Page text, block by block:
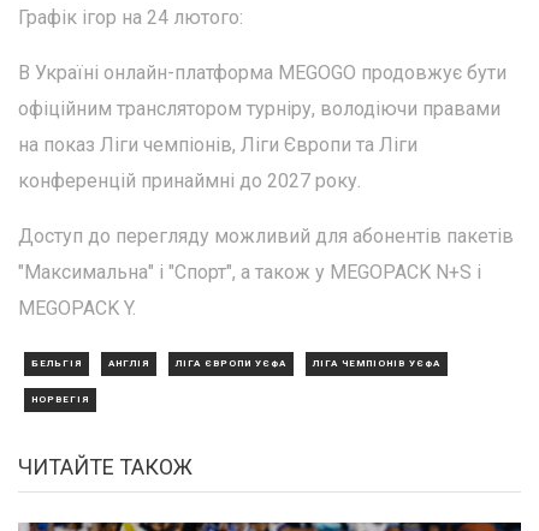
Графік ігор на 24 лютого:
В Україні онлайн-платформа MEGOGO продовжує бути
офіційним транслятором турніру, володіючи правами
на показ Ліги чемпіонів, Ліги Європи та Ліги
конференцій принаймні до 2027 року.
Доступ до перегляду можливий для абонентів пакетів
"Максимальна" і "Спорт", а також у MEGOPACK N+S і
MEGOPACK Y.
БЕЛЬГІЯ АНГЛІЯ ЛІГА ЄВРОПИ УЄФА ЛІГА ЧЕМПІОНІВ УЄФА
НОРВЕГІЯ
ЧИТАЙТЕ ТАКОЖ